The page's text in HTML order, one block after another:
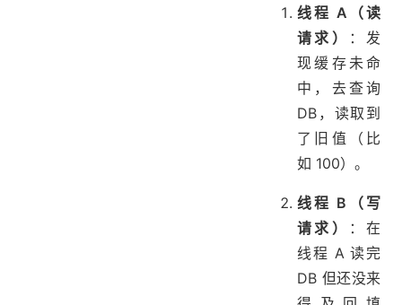
线程 A（读
请求）
：发
现缓存未命
中，去查询
DB，读取到
了旧值（比
如 100）。
线程 B（写
请求）
：在
线程 A 读完
DB 但还没来